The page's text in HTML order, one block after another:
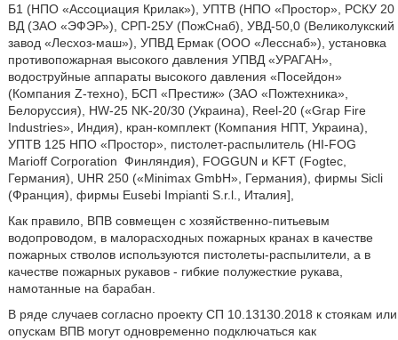
Б1 (НПО «Ассоциация Крилак»), УПТВ (НПО «Простор», РСКУ 20
ВД (ЗАО «ЭФЭР»), СРП-25У (ПожСнаб), УВД-50,0 (Великолукский
завод «Лесхоз-маш»), УПВД Ермак (ООО «Лесснаб»), установка
противопожарная высокого давления УПВД «УРАГАН»,
водоструйные аппараты высокого давления «Посейдон»
(Компания Z-техно), БСП «Престиж» (ЗАО «Пожтехника»,
Белоруссия), HW-25 NK-20/30 (Украина), Reel-20 («Grap Fire
Industries», Индия), кран-комплект (Компания НПТ, Украина),
УПТВ 125 НПО «Простор», пистолет-распылитель (HI-FOG
Marioff Corporation Финляндия), FOGGUN и KFT (Fogtec,
Германия), UHR 250 («Minimax GmbH», Германия), фирмы Sicli
(Франция), фирмы Eusebi Impianti S.r.l., Италия],
Как правило, ВПВ совмещен с хозяйственно-питьевым
водопроводом, в малорасходных пожарных кранах в качестве
пожарных стволов используются пистолеты-распылители, а в
качестве пожарных рукавов - гибкие полужесткие рукава,
намотанные на барабан.
В ряде случаев согласно проекту СП 10.13130.2018 к стоякам или
опускам ВПВ могут одновременно подключаться как